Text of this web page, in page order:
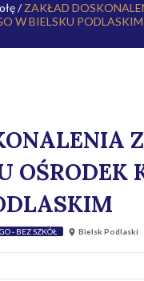
/ZAKŁAD
W BIELSKU PODLASKIM
OŚRODEK
- BEZ SZKÓŁ Bielsk Podlaski